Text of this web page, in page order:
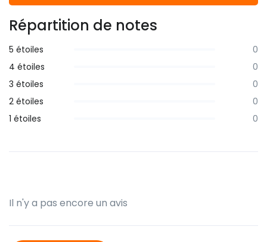
Répartition de notes
5 étoiles
0
4 étoiles
0
3 étoiles
0
2 étoiles
0
1 étoiles
0
Il n'y a pas encore un avis